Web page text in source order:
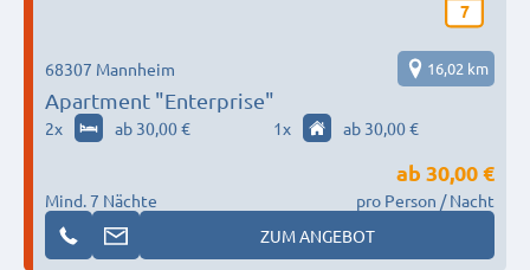
7
Apartment "Enterprise"
68307 Mannheim 16,02 km
2x ab 30,00 € 1x ab 30,00 €
Mind. 7 Nächte
ab 30,00 €
pro Person / Nacht
ZUM ANGEBOT